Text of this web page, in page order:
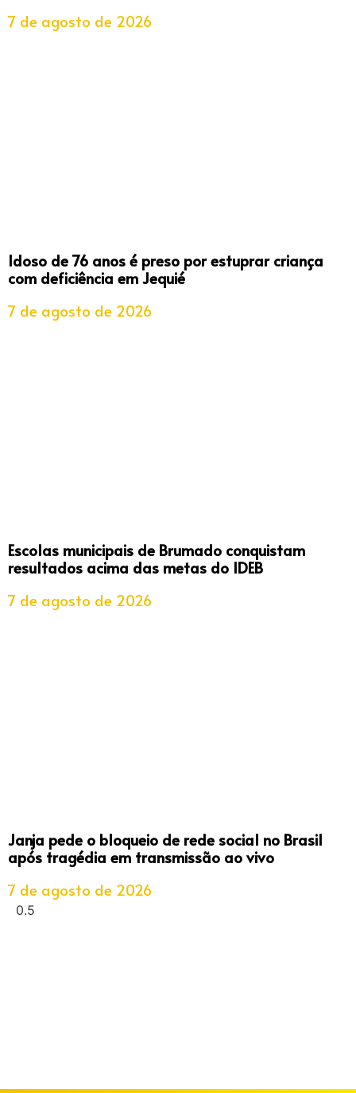
7 de agosto de 2026
Idoso de 76 anos é preso por estuprar criança
com deficiência em Jequié
7 de agosto de 2026
Escolas municipais de Brumado conquistam
resultados acima das metas do IDEB
7 de agosto de 2026
Janja pede o bloqueio de rede social no Brasil
após tragédia em transmissão ao vivo
7 de agosto de 2026